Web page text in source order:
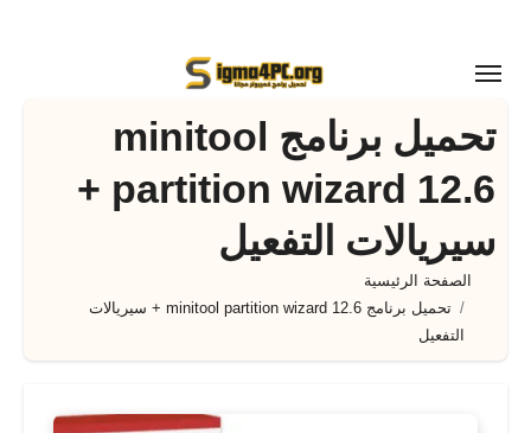
المحتوى
تحميل برنامج minitool
partition wizard 12.6 +
سيريالات التفعيل
الصفحة الرئيسية
تحميل برنامج minitool partition wizard 12.6 + سيريالات
التفعيل